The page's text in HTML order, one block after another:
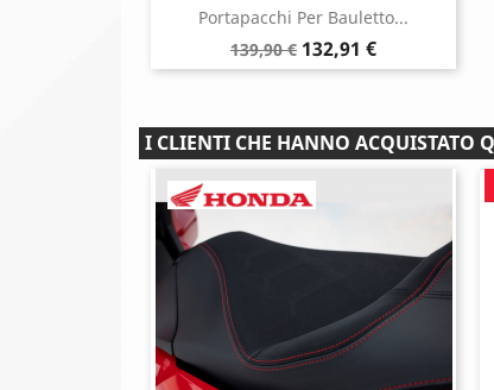
Portapacchi Per Bauletto...
Prezzo
base
139,90 € Prezzo
132,91 €
I CLIENTI CHE HANNO ACQUISTATO